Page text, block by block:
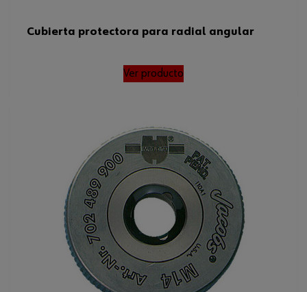
Cubierta protectora para radial angular
Ver producto